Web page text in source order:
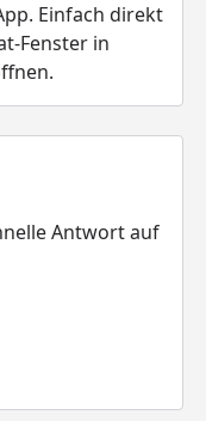
Einfach direkt
Fenster in
Antwort auf